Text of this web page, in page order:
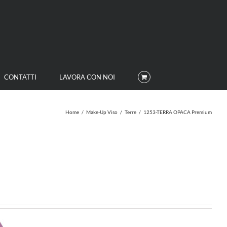
CONTATTI LAVORA CON NOI
Home / Make-Up Viso / Terre / 1253-TERRA OPACA Premium